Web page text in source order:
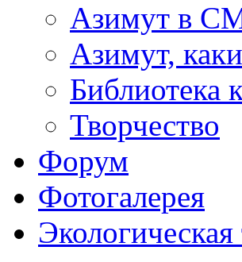
Азимут в
Азимут,
Библиотека
Творчество
Форум
Фотогалерея
Экологическая